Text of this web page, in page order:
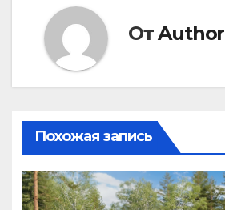
ОтAuthor
Похожая запись